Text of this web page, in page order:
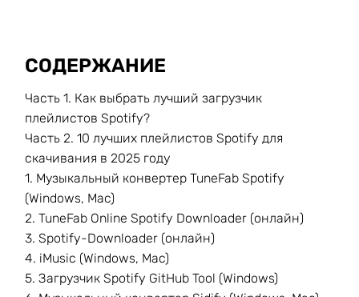
СОДЕРЖАНИЕ
Часть 1. Как выбрать лучший загрузчик
плейлистов Spotify?
Часть 2. 10 лучших плейлистов Spotify для
скачивания в 2025 году
1. Музыкальный конвертер TuneFab Spotify
(Windows, Mac)
2. TuneFab Online Spotify Downloader (онлайн)
3. Spotify-Downloader (онлайн)
4. iMusic (Windows, Mac)
5. Загрузчик Spotify GitHub Tool (Windows)